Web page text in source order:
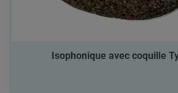
Isophonique avec coquille